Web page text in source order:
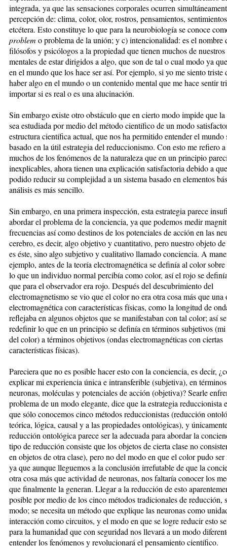
integrada, ya que las sensaciones corporales ocurren
percepción de: clima, color, olor, rostros, pensamientos,
etcétera. Esto constituye lo que para la neurobiología se conoce
problem o problema de la unión; y c) intencionalidad: es el nombre
filósofos y psicólogos a la propiedad que tienen muchos de nuestros
mentales de estar dirigidos a algo, que son de tal o cual modo ya
en el mundo que los hace ser así. Por ejemplo, si yo me siento triste
haber algo en el mundo o un contenido mental que me hace sentir
importar si es real o es una alucinación.
Sin embargo existe otro obstáculo que en cierto modo impide que
sea estudiada por medio del método científico de un modo
estructura científica actual, que nos ha permitido entender el mundo
basado en la útil estrategia del reduccionismo. Con esto me refiero
muchos de los fenómenos de la naturaleza que en un principio
inexplicables, ahora tienen una explicación satisfactoria debido a
podido reducir su complejidad a un sistema basado en elementos
análisis es más sencillo.
Sin embargo, en una primera inspección, esta estrategia parece
abordar el problema de la conciencia, ya que podemos medir
frecuencias así como destinos de los potenciales de acción en las
cerebro, es decir, algo objetivo y cuantitativo, pero nuestro objeto
es éste, sino algo subjetivo y cualitativo llamado conciencia. A
ejemplo, antes de la teoría electromagnética se definía al color sobre
lo que un individuo normal percibía como color, así el rojo se
que para el observador era rojo. Después del descubrimiento del
electromagnetismo se vio que el color no era otra cosa más que una
electromagnética con características físicas, como la longitud de
reflejaba en algunos objetos que se manifestaban con tal color; así
redefinir lo que en un principio se definía en términos subjetivos
del color) a términos objetivos (ondas electromagnéticas con ciertas
características físicas).
Pareciera que no es posible hacer esto con la conciencia, es decir,
explicar mi experiencia única e intransferible (subjetiva), en
neuronas, moléculas y potenciales de acción (objetiva)? Searle
problema de un modo elegante, dice que la estrategia reduccionista
que sólo conocemos cinco métodos reduccionistas (reducción
teórica, lógica, causal y a las propiedades ontológicas), y
reducción ontológica parece ser la adecuada para abordar la
tipo de reducción consiste que los objetos de cierta clase no
en objetos de otra clase), pero no del modo en que el color pudo
ya que aunque lleguemos a la conclusión irrefutable de que la
otra cosa más que actividad de neuronas, nos faltaría conocer los
que finalmente la generan. Llegar a la reducción de esto
posible por medio de los cinco métodos tradicionales de reducción,
modo; se necesita un método que explique las neuronas como
interacción como circuitos, y el modo en que se logre reducir esto
para la humanidad que con seguridad nos llevará a un modo
entender los fenómenos y revolucionará el pensamiento científico.